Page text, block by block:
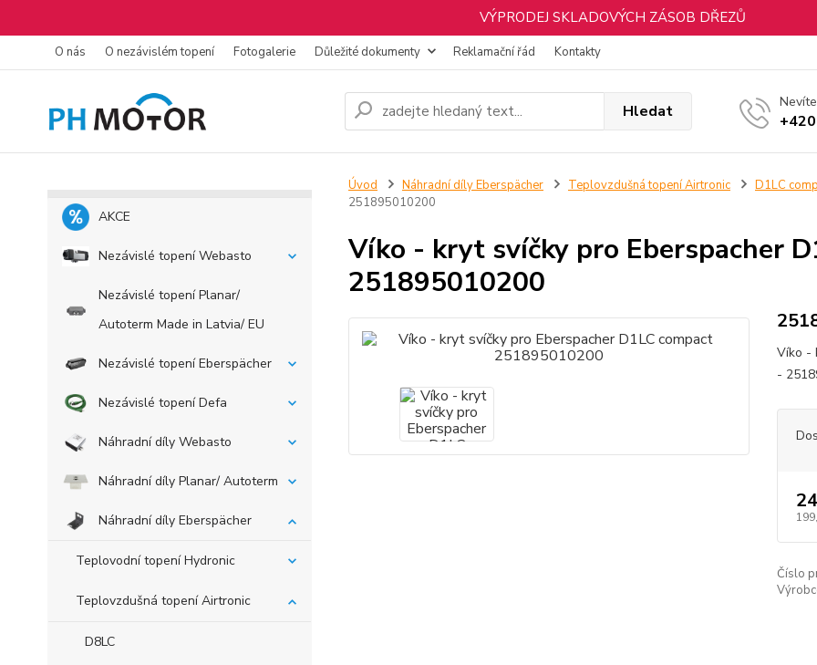
VÝPRODEJ SKLADOVÝCH ZÁSOB DŘEZŮ
O nás O nezávislém topení Fotogalerie Důležité dokumenty Reklamační řád Kontakty
Hledat
AKCE
Nezávislé topení Webasto
Nezávislé topení Planar/
Autoterm Made in Latvia/ EU
Nezávislé topení Eberspächer
Nezávislé topení Defa
Náhradní díly Webasto
Náhradní díly Planar/ Autoterm
Náhradní díly Eberspächer
Teplovodní topení Hydronic
Teplovzdušná topení Airtronic
D8LC
Úvod Náhradní díly Eberspächer Teplovzdušná topení Airtronic D1LC
251895010200
Víko - kryt svíčky pro Eberspacher
251895010200
Víko -
-
Číslo